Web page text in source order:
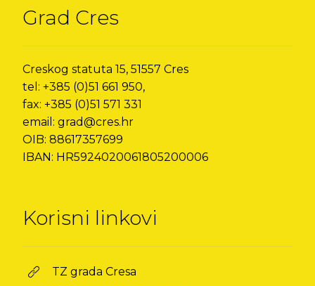
Grad Cres
Creskog statuta 15, 51557 Cres
tel: +385 (0)51 661 950,
fax: +385 (0)51 571 331
email: grad@cres.hr
OIB: 88617357699
IBAN: HR5924020061805200006
Korisni linkovi
TZ grada Cresa